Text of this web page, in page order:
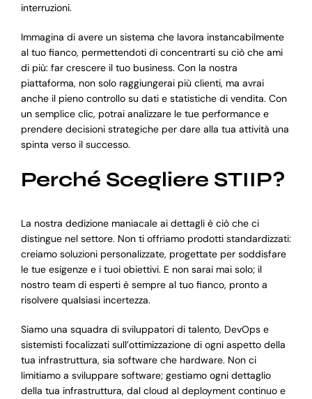
interruzioni.
Immagina di avere un sistema che lavora instancabilmente
al tuo fianco, permettendoti di concentrarti su ciò che ami
di più: far crescere il tuo business. Con la nostra
piattaforma, non solo raggiungerai più clienti, ma avrai
anche il pieno controllo su dati e statistiche di vendita. Con
un semplice clic, potrai analizzare le tue performance e
prendere decisioni strategiche per dare alla tua attività una
spinta verso il successo.
Perché Scegliere STIIP?
La nostra dedizione maniacale ai dettagli è ciò che ci
distingue nel settore. Non ti offriamo prodotti standardizzati:
creiamo soluzioni personalizzate, progettate per soddisfare
le tue esigenze e i tuoi obiettivi. E non sarai mai solo; il
nostro team di esperti è sempre al tuo fianco, pronto a
risolvere qualsiasi incertezza.
Siamo una squadra di sviluppatori di talento, DevOps e
sistemisti focalizzati sull’ottimizzazione di ogni aspetto della
tua infrastruttura, sia software che hardware. Non ci
limitiamo a sviluppare software; gestiamo ogni dettaglio
della tua infrastruttura, dal cloud al deployment continuo e